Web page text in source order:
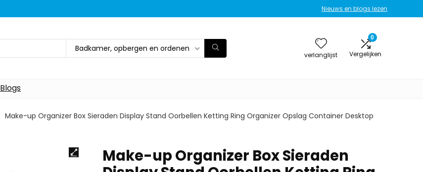
Nieuws en blogs lezen
Badkamer, opbergen en ordenen
verlanglijst
0
Vergelijken
Blogs
Make-up Organizer Box Sieraden Display Stand Oorbellen Ketting Ring Organizer Opslag Container Desktop
Make-up Organizer Box Sieraden